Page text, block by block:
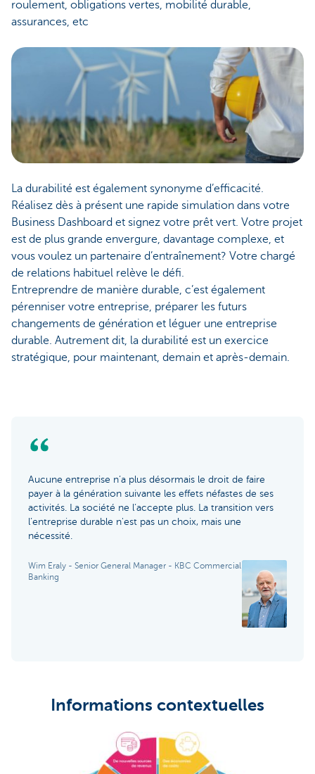
roulement, obligations vertes, mobilité durable,
assurances, etc
La durabilité est également synonyme d’efficacité.
Réalisez dès à présent une rapide simulation dans votre
Business Dashboard et signez votre prêt vert. Votre projet
est de plus grande envergure, davantage complexe, et
vous voulez un partenaire d’entraînement? Votre chargé
de relations habituel relève le défi.
Entreprendre de manière durable, c’est également
pérenniser votre entreprise, préparer les futurs
changements de génération et léguer une entreprise
durable. Autrement dit, la durabilité est un exercice
stratégique, pour maintenant, demain et après-demain.
Aucune entreprise n’a plus désormais le droit de faire
payer à la génération suivante les effets néfastes de ses
activités. La société ne l’accepte plus. La transition vers
l’entreprise durable n'est pas un choix, mais une
nécessité.
Wim Eraly - Senior General Manager - KBC Commercial
Banking
Informations contextuelles